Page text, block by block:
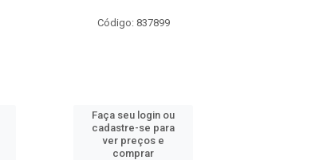
Código: 837899
Faça seu login ou
cadastre-se para
ver preços e
comprar